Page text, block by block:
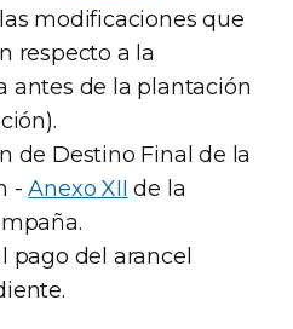
modificaciones que
respecto a la
antes de la plantación
de Destino Final de la
-Anexo XII de la
pago del arancel